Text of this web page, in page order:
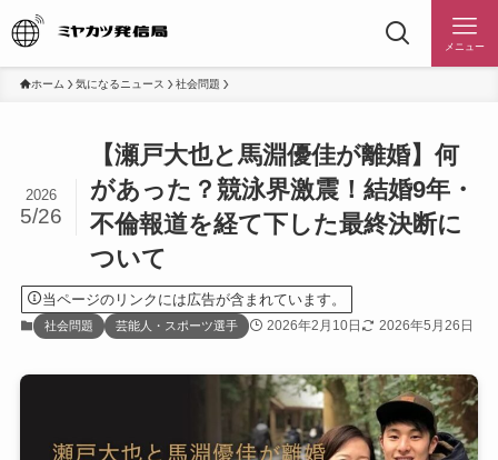
メニュー
ホーム 気になるニュース 社会問題
【瀬戸大也と馬淵優佳が離婚】何
があった？競泳界激震！結婚9年・
不倫報道を経て下した最終決断に
ついて
2026
5/26
当ページのリンクには広告が含まれています。
社会問題 芸能人・スポーツ選手 2026年2月10日 2026年5月26日